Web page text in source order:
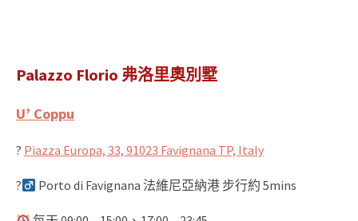
Palazzo Florio 弗洛里奧別墅
U’ Coppu
? Piazza Europa, 33, 91023 Favignana TP, Italy
?‍ Porto di Favignana 法維尼亞納港 步行約 5mins